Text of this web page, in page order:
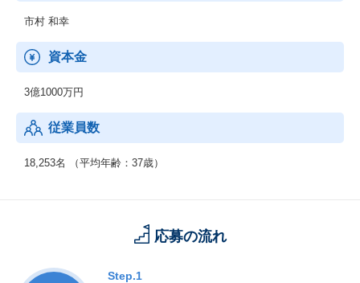
市村 和幸
資本金
3億1000万円
従業員数
18,253名 （平均年齢：37歳）
応募の流れ
Step.1